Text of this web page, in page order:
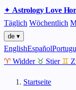
✦ AstrologyLove
Täglich Wöchentlich
de ▾
EnglishEspañol
♈ Widder ♉ Stier ♊
Startseite